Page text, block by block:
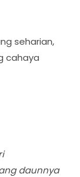
seharian,
cahaya
daunnya